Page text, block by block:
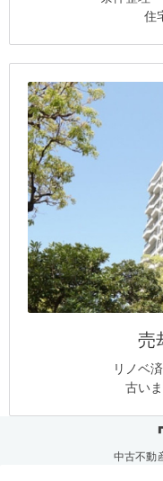
住
売
リノベ
古い
中古不動